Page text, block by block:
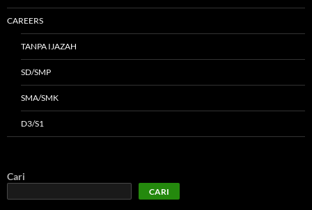
CAREERS
TANPA IJAZAH
SD/SMP
SMA/SMK
D3/S1
Cari
CARI